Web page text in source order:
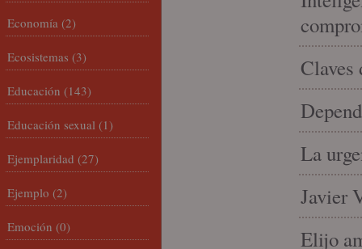
Claves
La
Javier
Elijo
Economía (2)
Ecosistemas (3)
Educación (143)
Educación sexual (1)
Ejemplaridad (27)
Ejemplo (2)
Emoción (0)